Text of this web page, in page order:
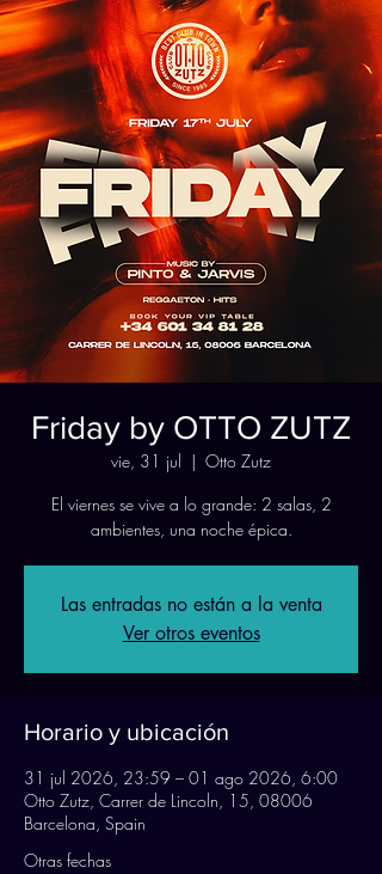
Friday by OTTO ZUTZ
vie, 31 jul
  |
Otto Zutz
El viernes se vive a lo grande: 2 salas, 2
ambientes, una noche épica.
Las entradas no están a la venta
Ver otros eventos
Horario y ubicación
31 jul 2026, 23:59 – 01 ago 2026, 6:00
Otto Zutz, Carrer de Lincoln, 15, 08006
Barcelona, Spain
Otras fechas